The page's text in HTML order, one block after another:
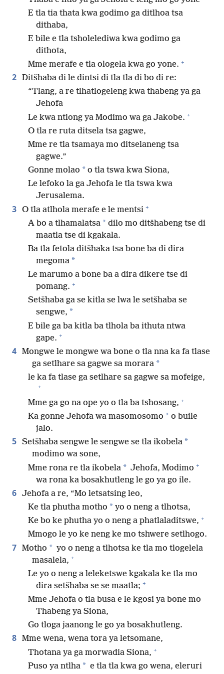
E tla tia thata kwa godimo ga ditlhoa tsa
dithaba,
E bile e tla tsholelediwa kwa godimo ga
dithota,
Mme merafe e tla ologela kwa go yone. +
2 Ditšhaba di le dintsi di tla tla di bo di re:
“Tlang, a re tlhatlogeleng kwa thabeng ya ga
Jehofa
Le kwa ntlong ya Modimo wa ga Jakobe. +
O tla re ruta ditsela tsa gagwe,
Mme re tla tsamaya mo ditselaneng tsa
gagwe.”
Gonne molao * o tla tswa kwa Siona,
Le lefoko la ga Jehofa le tla tswa kwa
Jerusalema.
3 O tla atlhola merafe e le mentsi +
A bo a tlhamalatsa * dilo mo ditšhabeng tse di
maatla tse di kgakala.
Ba tla fetola ditšhaka tsa bone ba di dira
megoma *
Le marumo a bone ba a dira dikere tse di
pomang. +
Setšhaba ga se kitla se lwa le setšhaba se
sengwe, *
E bile ga ba kitla ba tlhola ba ithuta ntwa
gape. +
4 Mongwe le mongwe wa bone o tla nna ka fa tlase
ga setlhare sa gagwe sa morara *
le ka fa tlase ga setlhare sa gagwe sa mofeige,
+
Mme ga go na ope yo o tla ba tshosang, +
Ka gonne Jehofa wa masomosomo * o buile
jalo.
5 Setšhaba sengwe le sengwe se tla ikobela *
modimo wa sone,
Mme rona re tla ikobela * Jehofa, Modimo +
wa rona ka bosakhutleng le go ya go ile.
6 Jehofa a re, “Mo letsatsing leo,
Ke tla phutha motho * yo o neng a tlhotsa,
Ke bo ke phutha yo o neng a phatlaladitswe, +
Mmogo le yo ke neng ke mo tshwere setlhogo.
7 Motho * yo o neng a tlhotsa ke tla mo tlogelela
masalela, +
Le yo o neng a leleketswe kgakala ke tla mo
dira setšhaba se se maatla; +
Mme Jehofa o tla busa e le kgosi ya bone mo
Thabeng ya Siona,
Go tloga jaanong le go ya bosakhutleng.
8 Mme wena, wena tora ya letsomane,
Thotana ya ga morwadia Siona, +
Puso ya ntlha * e tla tla kwa go wena, eleruri